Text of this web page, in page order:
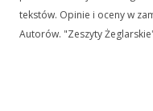
tekstów. Opinie i oceny w
Autorów. "Zeszyty